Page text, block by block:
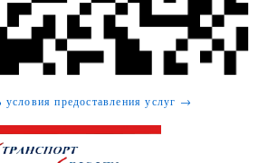
условия предоставления услуг →